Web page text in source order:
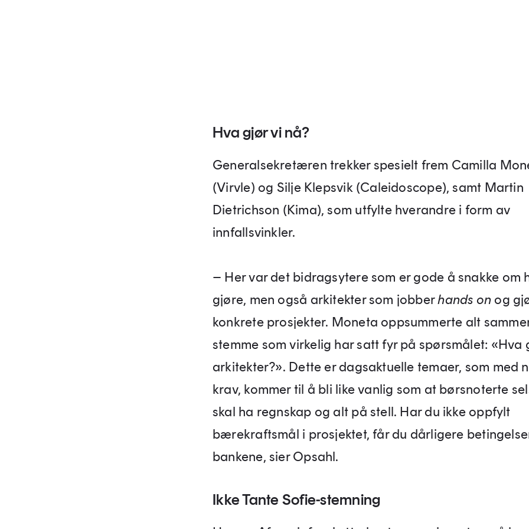
Hva gjør vi nå?
Generalsekretæren trekker spesielt frem Camilla
(Virvle) og Silje Klepsvik (Caleidoscope), samt Martin
Dietrichson (Kima), som utfylte hverandre i form av
innfallsvinkler.
– Her var det bidragsytere som er gode å snakke om
gjøre, men også arkitekter som jobberhands on og
konkrete prosjekter. Moneta oppsummerte alt
stemme som virkelig har satt fyr på spørsmålet: «Hva
arkitekter?». Dette er dagsaktuelle temaer, som med
krav, kommer til å bli like vanlig som at børsnoterte
skal ha regnskap og alt på stell. Har du ikke oppfylt
bærekraftsmål i prosjektet, får du dårligere
bankene, sier Opsahl.
Ikke Tante Sofie-stemning